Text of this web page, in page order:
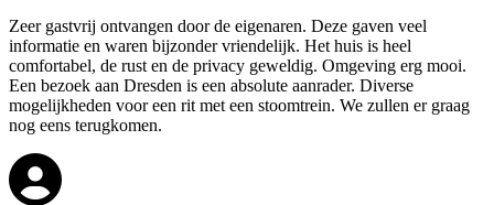
Zeer gastvrij ontvangen door de eigenaren. Deze gaven veel
informatie en waren bijzonder vriendelijk. Het huis is heel
comfortabel, de rust en de privacy geweldig. Omgeving erg mooi.
Een bezoek aan Dresden is een absolute aanrader. Diverse
mogelijkheden voor een rit met een stoomtrein. We zullen er graag
nog eens terugkomen.